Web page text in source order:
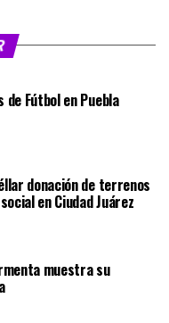
de Fútbol en Puebla
donación de terrenos
en Ciudad Juárez
muestra su